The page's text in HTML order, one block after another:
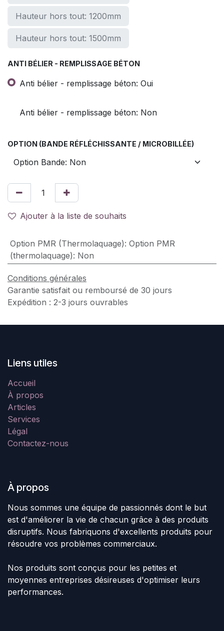
Hauteur hors tout: 1200mm
Hauteur hors tout: 1500mm
ANTI BÉLIER - REMPLISSAGE BÉTON
Anti bélier - remplissage béton: Oui
Anti bélier - remplissage béton: Non
OPTION (BANDE RÉFLÉCHISSANTE / MICROBILLÉE)
Ajouter à la liste de souhaits
Option PMR (Thermolaquage): Option PMR
(thermolaquage): Non
Conditions générales
Garantie satisfait ou remboursé de 30 jours
Expédition : 2-3 jours ouvrables
Liens utiles
Accueil
À propos
Articles
Services
Légal
Contactez-nous
À propos
Nous sommes une équipe de passionnés dont le but
est d'améliorer la vie de chacun grâce à des produits
disruptifs. Nous fabriquons d'excellents produits pour
résoudre vos problèmes commerciaux.
Nos produits sont conçus pour les petites et
moyennes entreprises désireuses d'optimiser leurs
performances.